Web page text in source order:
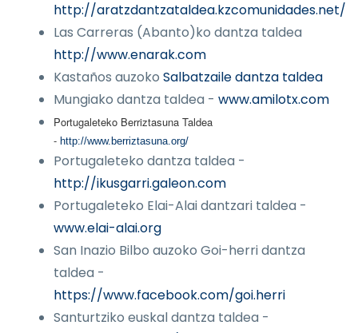
http://aratzdantzataldea.kzcomunidades.net/
Las Carreras (Abanto)ko dantza taldea
http://www.enarak.com
Kastaños auzoko Salbatzaile dantza taldea
Mungiako dantza taldea - www.amilotx.com
Portugaleteko Berriztasuna Taldea
- http://www.berriztasuna.org/
Portugaleteko dantza taldea -
http://ikusgarri.galeon.com
Portugaleteko Elai-Alai dantzari taldea -
www.elai-alai.org
San Inazio Bilbo auzoko Goi-herri dantza
taldea -
https://www.facebook.com/goi.herri
Santurtziko euskal dantza taldea -